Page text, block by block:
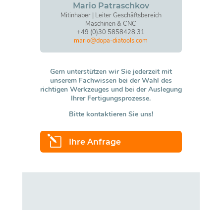
Mario Patraschkov
Mitinhaber | Leiter Geschäftsbereich
Maschinen & CNC
+49 (0)30 5858428 31
mario@dopa-diatools.com
Gern unterstützen wir Sie jederzeit mit
unserem Fachwissen bei der Wahl des
richtigen Werkzeuges und bei der Auslegung
Ihrer Fertigungsprozesse.
Bitte kontaktieren Sie uns!
l Ihre Anfrage